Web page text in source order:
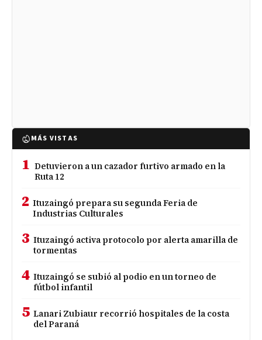
MÁS VISTAS
1 Detuvieron a un cazador furtivo armado en la
Ruta 12
2 Ituzaingó prepara su segunda Feria de
Industrias Culturales
3 Ituzaingó activa protocolo por alerta amarilla de
tormentas
4 Ituzaingó se subió al podio en un torneo de
fútbol infantil
5 Lanari Zubiaur recorrió hospitales de la costa
del Paraná